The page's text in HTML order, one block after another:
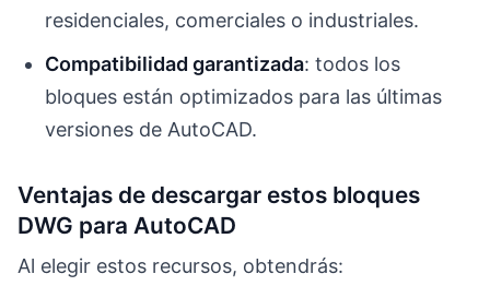
residenciales, comerciales o industriales.
Compatibilidad garantizada: todos los
bloques están optimizados para las últimas
versiones de AutoCAD.
Ventajas de descargar estos bloques
DWG para AutoCAD
Al elegir estos recursos, obtendrás: